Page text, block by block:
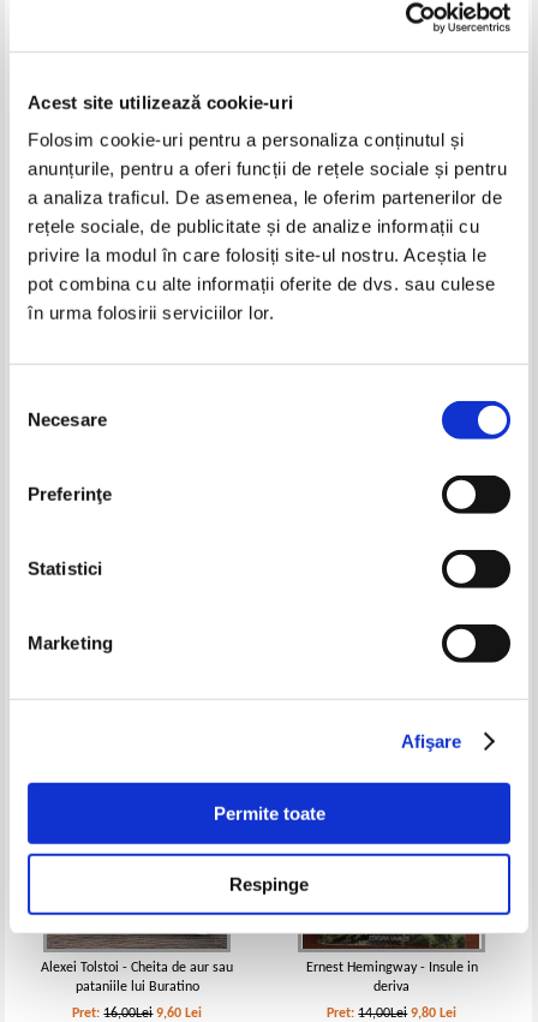
Acest site utilizează cookie-uri
Folosim cookie-uri pentru a personaliza conținutul și
anunțurile, pentru a oferi funcții de rețele sociale și pentru
a analiza traficul. De asemenea, le oferim partenerilor de
rețele sociale, de publicitate și de analize informații cu
privire la modul în care folosiți site-ul nostru. Aceștia le
pot combina cu alte informații oferite de dvs. sau culese
în urma folosirii serviciilor lor.
consimțământului
Necesare
Preferinţe
Statistici
Marketing
Afişare
Permite toate
Respinge
Geza Gardonyi - Contract de
casatorie
Pret: 10,00Lei 7,00 Lei
Adaugă în coș
1001 nopti. Povestea lui Aladdin
si a lampii fermecate
Pret: 16,00Lei 10,40 Lei
Adaugă în coș
-35%
Al Gahiz - Tratat despre zgarciti
Adaugă în coș
Antonin Zapotocky - Se ridica noi
Alexei Tolstoi - Cheita de aur sau
pataniile lui Buratino
Pret:16,00Lei 9,60 Lei
Ernest Hemingway - Insule in
deriva
Pret:14,00Lei 9,80 Lei